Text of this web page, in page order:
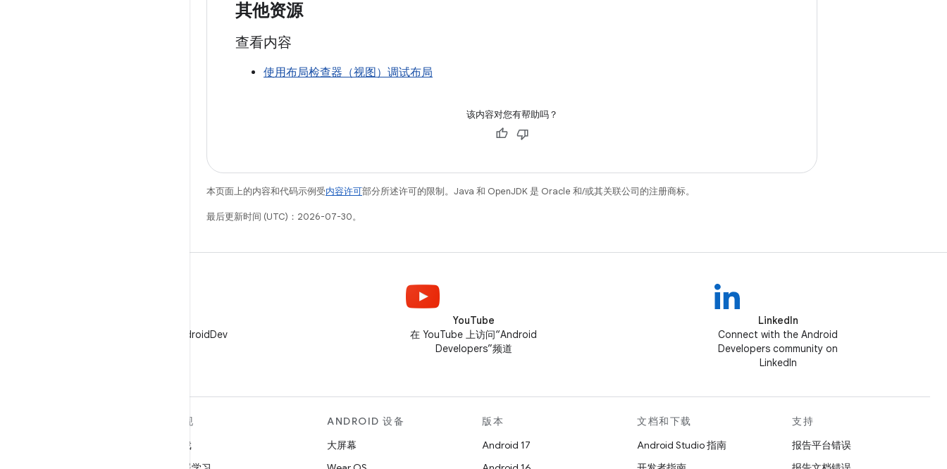
其他资源
查看内容
使用布局检查器（视图）调试布局
该内容对您有帮助吗？
本页面上的内容和代码示例受内容许可部分所述许可的限制。Java 和 OpenJDK 是 Oracle 和/或其关联公司的注册商标。
最后更新时间 (UTC)：2026-07-30。
在 X 上关注 @AndroidDev
YouTube
在 YouTube 上访问“Android
Developers”频道
LinkedIn
Connect with the Android
Developers community on
LinkedIn
发现
游戏
ANDROID 设备
大屏幕
版本
Android 17
文档和下载
Android Studio 指南
支持
报告平台错误